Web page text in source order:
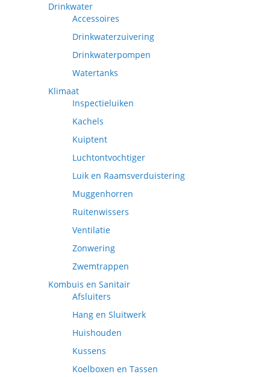
Drinkwater
Accessoires
Drinkwaterzuivering
Drinkwaterpompen
Watertanks
Klimaat
Inspectieluiken
Kachels
Kuiptent
Luchtontvochtiger
Luik en Raamsverduistering
Muggenhorren
Ruitenwissers
Ventilatie
Zonwering
Zwemtrappen
Kombuis en Sanitair
Afsluiters
Hang en Sluitwerk
Huishouden
Kussens
Koelboxen en Tassen